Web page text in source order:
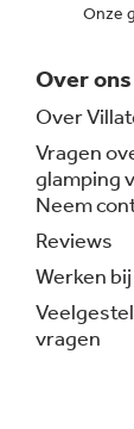
Onze
Over ons
Over
Vragen
glamping
Neem
Reviews
Werken
vragen